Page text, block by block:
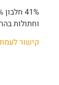
וחתולות
קישור